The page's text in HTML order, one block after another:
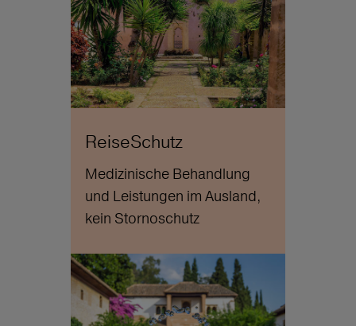
ReiseSchutz
Medizinische Behandlung
und Leistungen im Ausland,
kein Stornoschutz